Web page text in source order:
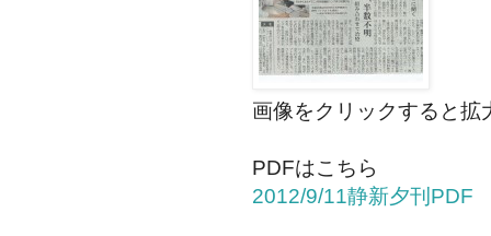
画像をクリックすると拡
PDFはこちら
2012/9/11静新夕刊PDF